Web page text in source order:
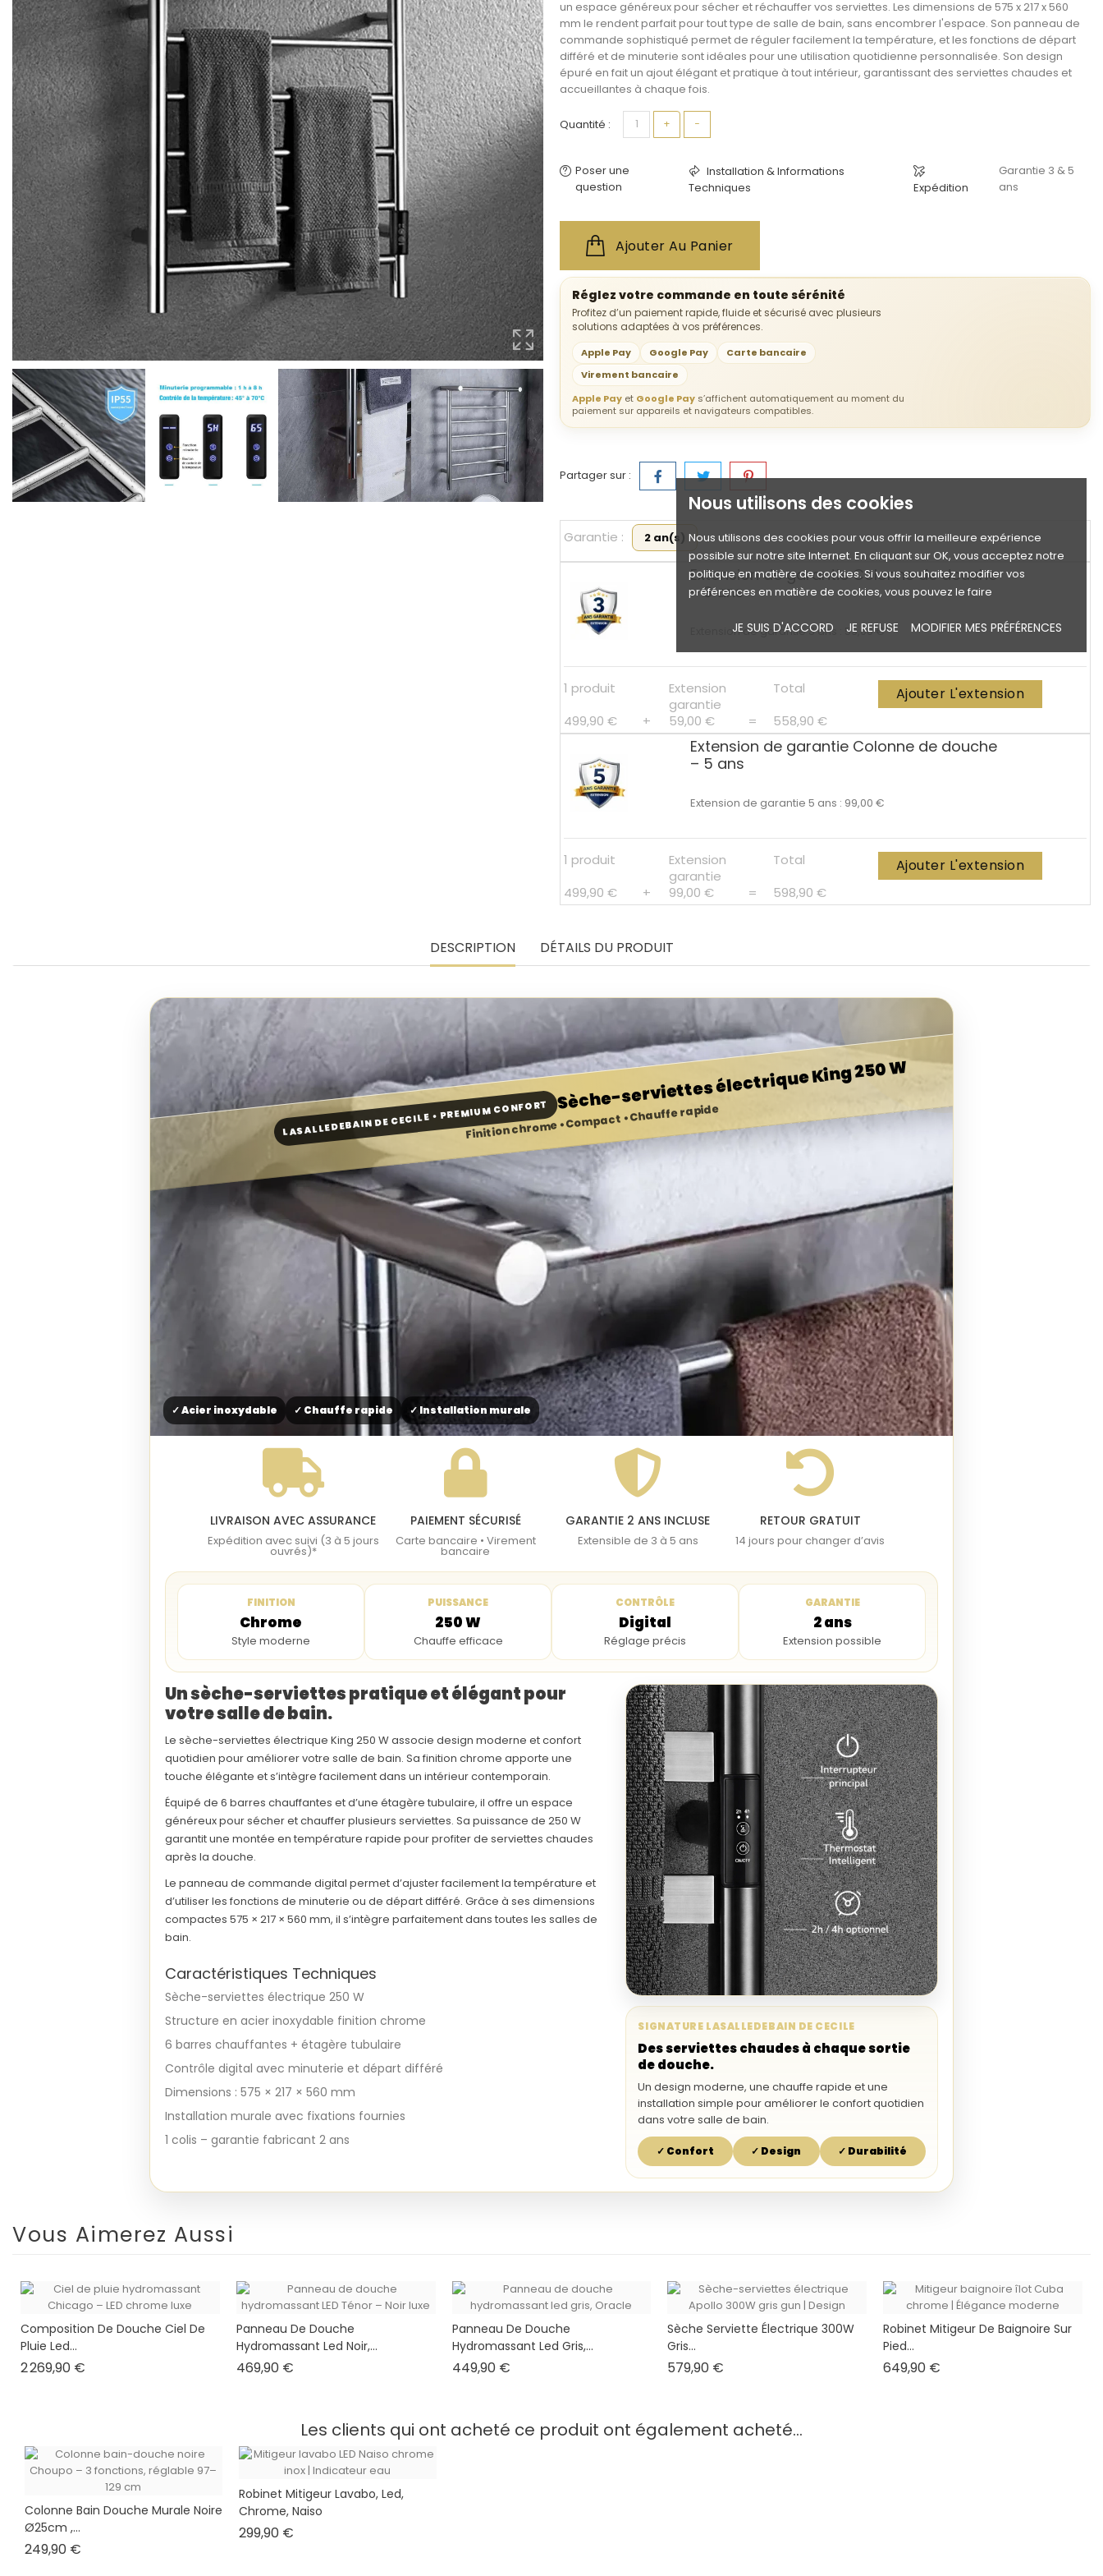
Nous utilisons des cookies
Nous utilisons des cookies pour vous offrir la meilleure expérience
possible sur notre site Internet. En cliquant sur OK, vous acceptez notre
politique en matière de cookies. Si vous souhaitez modifier vos
préférences en matière de cookies, vous pouvez le faire
JE SUIS D'ACCORD JE REFUSE MODIFIER MES PRÉFÉRENCES
un espace généreux pour sécher et réchauffer vos serviettes. Les dimensions de 575 x 217 x 560
mm le rendent parfait pour tout type de salle de bain, sans encombrer l'espace. Son panneau de
commande sophistiqué permet de réguler facilement la température, et les fonctions de départ
différé et de minuterie sont idéales pour une utilisation quotidienne personnalisée. Son design
épuré en fait un ajout élégant et pratique à tout intérieur, garantissant des serviettes chaudes et
accueillantes à chaque fois.
Quantité : + −
Poser une
question
Installation & Informations
Techniques
Expédition
Garantie 3 & 5
ans
Ajouter Au Panier
Réglez votre commande en toute sérénité
Profitez d’un paiement rapide, fluide et sécurisé avec plusieurs
solutions adaptées à vos préférences.
Apple Pay Google Pay
Carte bancaire
Virement bancaire
Apple Pay et Google Pay s’affichent automatiquement au moment du
paiement sur appareils et navigateurs compatibles.
Partager sur :
Garantie : 2 an(s)
Extension de garantie Colonne de douche
– 3 ans
Extension de garantie 3 ans : 59,00 €
1 produit
Extension
garantie
Total
499,90 €
+ 59,00 € = 558,90 €
Ajouter L'extension
Extension de garantie Colonne de douche
– 5 ans
Extension de garantie 5 ans : 99,00 €
1 produit
Extension
garantie
Total
499,90 €
+ 99,00 € = 598,90 €
Ajouter L'extension
DESCRIPTION DÉTAILS DU PRODUIT
LASALLEDEBAIN DE CECILE • PREMIUM CONFORT
Sèche-serviettes électrique King 250 W
Finition chrome • Compact • Chauffe rapide
✓ Acier inoxydable ✓ Chauffe rapide ✓ Installation murale
LIVRAISON AVEC ASSURANCE
Expédition avec suivi (3 à 5 jours
ouvrés)*
PAIEMENT SÉCURISÉ
Carte bancaire • Virement
bancaire
GARANTIE 2 ANS INCLUSE
Extensible de 3 à 5 ans
RETOUR GRATUIT
14 jours pour changer d’avis
FINITION
Chrome
Style moderne
PUISSANCE
250 W
Chauffe efficace
CONTRÔLE
Digital
Réglage précis
GARANTIE
2 ans
Extension possible
Un sèche-serviettes pratique et élégant pour
votre salle de bain.
Le sèche-serviettes électrique King 250 Wassocie design moderne et confort
quotidien pour améliorer votre salle de bain. Sa finition chrome apporte une
touche élégante et s’intègre facilement dans un intérieur contemporain.
Équipé de 6 barres chauffantes et d’une étagère tubulaire, il offre un espace
généreux pour sécher et chauffer plusieurs serviettes. Sa puissance de 250 W
garantit une montée en température rapide pour profiter de serviettes chaudes
après la douche.
Le panneau de commande digital permet d’ajuster facilement la température et
d’utiliser les fonctions de minuterie ou de départ différé. Grâce à ses dimensions
compactes 575 × 217 × 560 mm, il s’intègre parfaitement dans toutes les salles de
bain.
Caractéristiques Techniques
Sèche-serviettes électrique 250 W
Structure en acier inoxydable finition chrome
6 barres chauffantes + étagère tubulaire
Contrôle digital avec minuterie et départ différé
Dimensions : 575 × 217 × 560 mm
Installation murale avec fixations fournies
1 colis – garantie fabricant 2 ans
SIGNATURE LASALLEDEBAIN DE CECILE
Des serviettes chaudes à chaque sortie
de douche.
Un design moderne, une chauffe rapide et une
installation simple pour améliorer le confort quotidien
dans votre salle de bain.
✓ Confort ✓ Design ✓ Durabilité
Vous Aimerez Aussi
Composition De Douche Ciel De
Pluie Led...
2 269,90 €
Panneau De Douche
Hydromassant Led Noir,...
469,90 €Prix
Panneau De Douche
Hydromassant Led Gris,...
449,90 €Prix
Sèche Serviette Électrique 300W
Gris...
579,90 €
Robinet Mitigeur De Baignoire Sur
Pied...
649,90 €
Les clients qui ont acheté ce produit ont également acheté...
Colonne Bain Douche Murale Noire
Ø25cm ,...
249,90 €
Robinet Mitigeur Lavabo, Led,
Chrome, Naiso
299,90 €Prix